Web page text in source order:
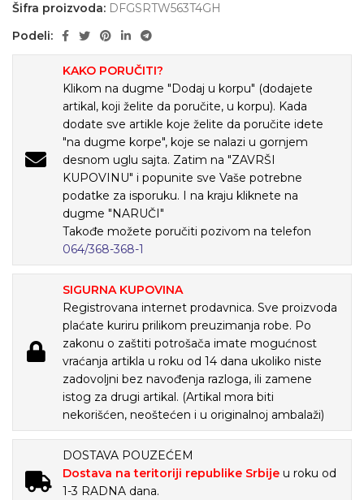
Šifra proizvoda: DFGSRTW563T4GH
Podeli:
KAKO PORUČITI?
Klikom na dugme "Dodaj u korpu" (dodajete
artikal, koji želite da poručite, u korpu). Kada
dodate sve artikle koje želite da poručite idete
"na dugme korpe", koje se nalazi u gornjem
desnom uglu sajta. Zatim na "ZAVRŠI
KUPOVINU" i popunite sve Vaše potrebne
podatke za isporuku. I na kraju kliknete na
dugme "NARUČI"
Takođe možete poručiti pozivom na telefon
064/368-368-1
SIGURNA KUPOVINA
Registrovana internet prodavnica. Sve proizvoda
plaćate kuriru prilikom preuzimanja robe. Po
zakonu o zaštiti potrošača imate mogućnost
vraćanja artikla u roku od 14 dana ukoliko niste
zadovoljni bez navođenja razloga, ili zamene
istog za drugi artikal. (Artikal mora biti
nekorišćen, neoštećen i u originalnoj ambalaži)
DOSTAVA POUZEĆEM
Dostava na teritoriji republike Srbije u roku od
1-3 RADNA dana.